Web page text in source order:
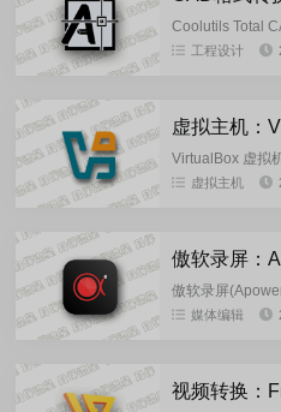
Coolutils Total
图纸格式转换的
工程设计
VirtualBox 虚拟
Innotek 公司开
虚拟主机
傲软录屏
制屏幕任何区域
媒体编辑